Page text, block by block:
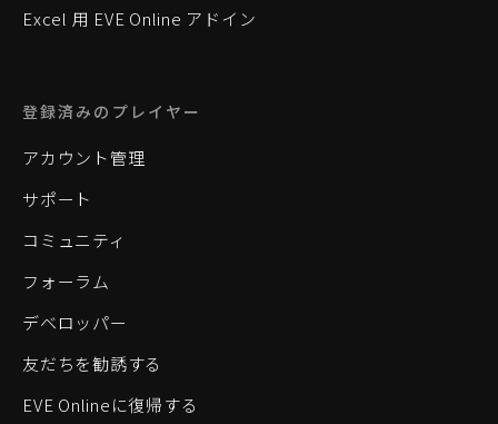
Excel 用 EVE Online アドイン
登録済みのプレイヤー
アカウント管理
サポート
コミュニティ
フォーラム
デベロッパー
友だちを勧誘する
EVE Onlineに復帰する